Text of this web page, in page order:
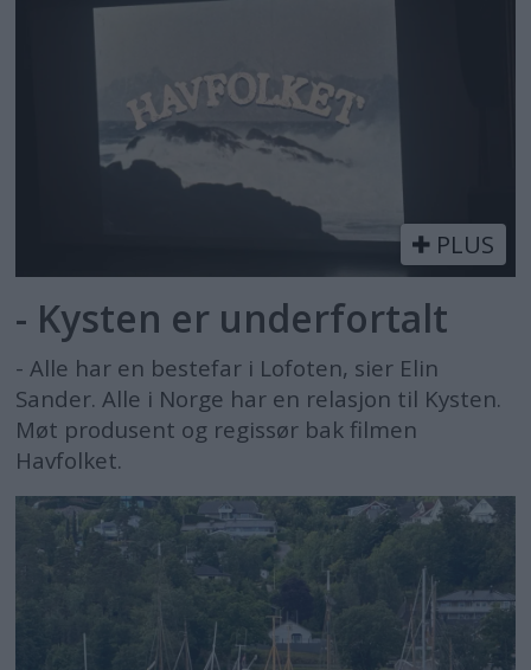
Espen og Engelen
– Megayacht på 20 meter
Ny dronning på fjorden
Lydløs bobåt
Bobåt for de kresne
Kinesisk luksus
Luksus på billigsalg
Første modell i ny Oceanis-serie
Fremtiden eller flopp?
PLUS
- Kysten er underfortalt
- Alle har en bestefar i Lofoten, sier Elin
Sander. Alle i Norge har en relasjon til Kysten.
Møt produsent og regissør bak filmen
Havfolket.